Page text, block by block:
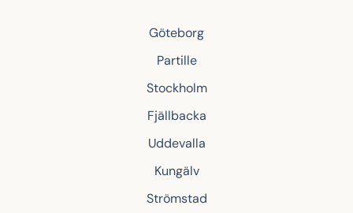
Göteborg
Partille
Stockholm
Fjällbacka
Uddevalla
Kungälv
Strömstad